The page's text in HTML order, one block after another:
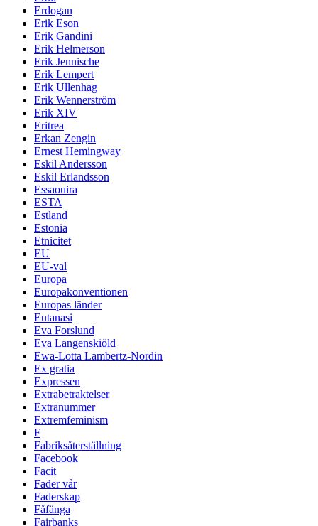
Erdogan
Erik Eson
Erik Gandini
Erik Helmerson
Erik Jennische
Erik Lempert
Erik Ullenhag
Erik Wennerström
Erik XIV
Eritrea
Erkan Zengin
Ernest Hemingway
Eskil Andersson
Eskil Erlandsson
Essaouira
ESTA
Estland
Estonia
Etnicitet
EU
EU-val
Europa
Europakonventionen
Europas länder
Eutanasi
Eva Forslund
Eva Langenskiöld
Ewa-Lotta Lambertz-Nordin
Ex gratia
Expressen
Extrabetraktelser
Extranummer
Extremfeminism
F
Fabriksåterställning
Facebook
Facit
Fader vår
Faderskap
Fåfänga
Fairbanks